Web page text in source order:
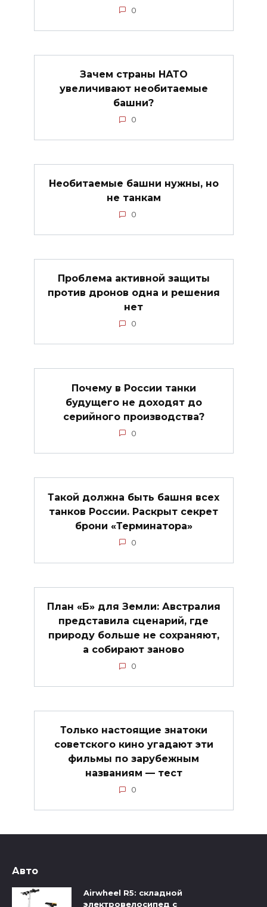
0
Зачем страны НАТО
увеличивают необитаемые
башни?
0
Необитаемые башни нужны, но
не танкам
0
Проблема активной защиты
против дронов одна и решения
нет
0
Почему в России танки
будущего не доходят до
серийного производства?
0
Такой должна быть башня всех
танков России. Раскрыт секрет
брони «Терминатора»
0
План «Б» для Земли: Австралия
представила сценарий, где
природу больше не сохраняют,
а собирают заново
0
Только настоящие знатоки
советского кино угадают эти
фильмы по зарубежным
названиям — тест
0
Авто
Airwheel R5: складной
электровелосипед с